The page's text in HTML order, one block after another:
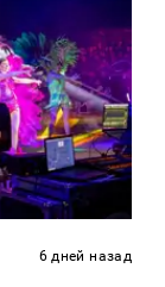
6 дней назад